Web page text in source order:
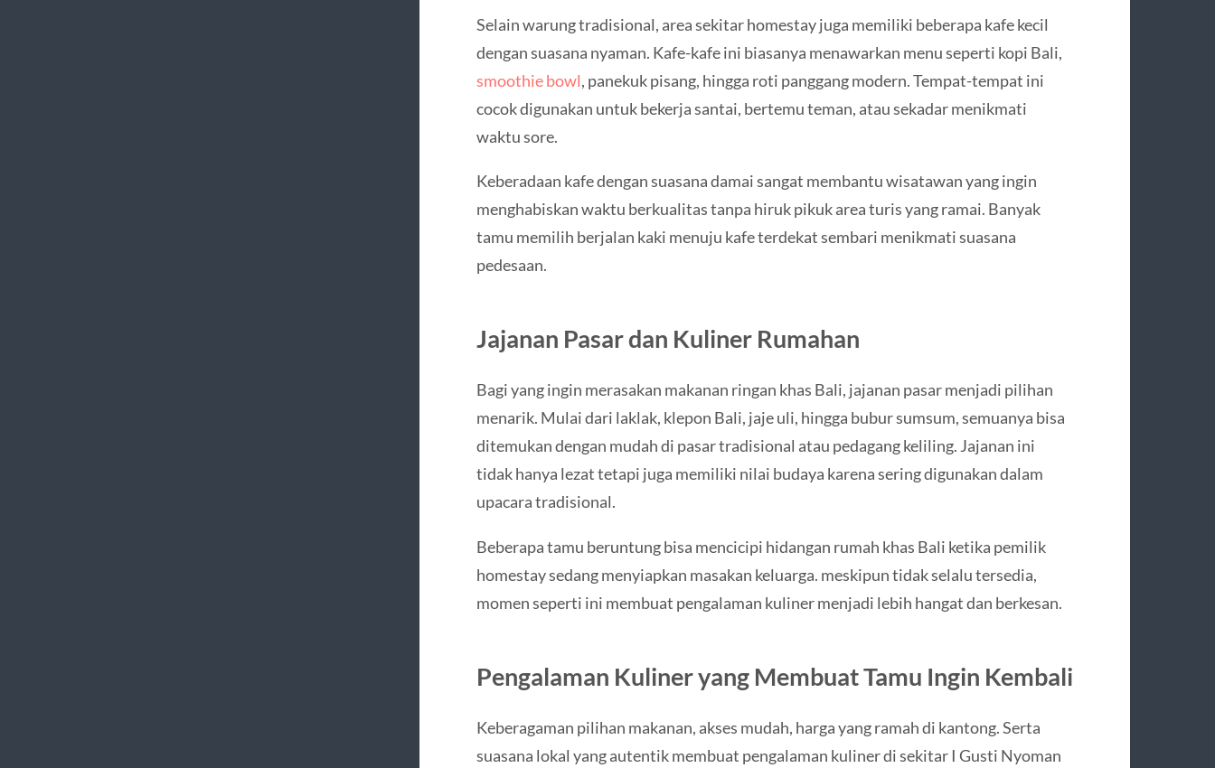
Selain warung tradisional, area sekitar homestay juga memiliki beberapa kafe kecil
dengan suasana nyaman. Kafe-kafe ini biasanya menawarkan menu seperti kopi Bali,
smoothie bowl, panekuk pisang, hingga roti panggang modern. Tempat-tempat ini
cocok digunakan untuk bekerja santai, bertemu teman, atau sekadar menikmati
waktu sore.
Keberadaan kafe dengan suasana damai sangat membantu wisatawan yang ingin
menghabiskan waktu berkualitas tanpa hiruk pikuk area turis yang ramai. Banyak
tamu memilih berjalan kaki menuju kafe terdekat sembari menikmati suasana
pedesaan.
Jajanan Pasar dan Kuliner Rumahan
Bagi yang ingin merasakan makanan ringan khas Bali, jajanan pasar menjadi pilihan
menarik. Mulai dari laklak, klepon Bali, jaje uli, hingga bubur sumsum, semuanya bisa
ditemukan dengan mudah di pasar tradisional atau pedagang keliling. Jajanan ini
tidak hanya lezat tetapi juga memiliki nilai budaya karena sering digunakan dalam
upacara tradisional.
Beberapa tamu beruntung bisa mencicipi hidangan rumah khas Bali ketika pemilik
homestay sedang menyiapkan masakan keluarga. meskipun tidak selalu tersedia,
momen seperti ini membuat pengalaman kuliner menjadi lebih hangat dan berkesan.
Pengalaman Kuliner yang Membuat Tamu Ingin Kembali
Keberagaman pilihan makanan, akses mudah, harga yang ramah di kantong. Serta
suasana lokal yang autentik membuat pengalaman kuliner di sekitar I Gusti Nyoman